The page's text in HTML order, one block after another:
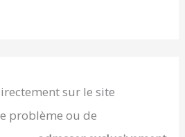
sur le site
problème ou de